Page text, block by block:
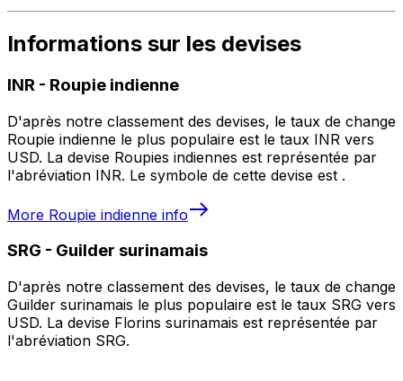
Informations sur les devises
INR - Roupie indienne
D'après notre classement des devises, le taux de change
Roupie indienne le plus populaire est le taux INR vers
USD. La devise Roupies indiennes est représentée par
l'abréviation INR. Le symbole de cette devise est ₹.
More Roupie indienne info
SRG - Guilder surinamais
D'après notre classement des devises, le taux de change
Guilder surinamais le plus populaire est le taux SRG vers
USD. La devise Florins surinamais est représentée par
l'abréviation SRG.